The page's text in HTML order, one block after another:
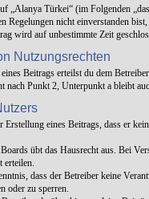
„Alanya Türkei“ (im Folgenden
Regelungen nicht einverstanden
wird auf unbestimmte Zeit
Nutzungsrechten
Beitrags erteilst du dem
nach Punkt 2, Unterpunkt a bleibt
eines Beitrags, dass er
übt das Hausrecht aus. Bei
erteilen.
dass der Betreiber keine
oder zu sperren.